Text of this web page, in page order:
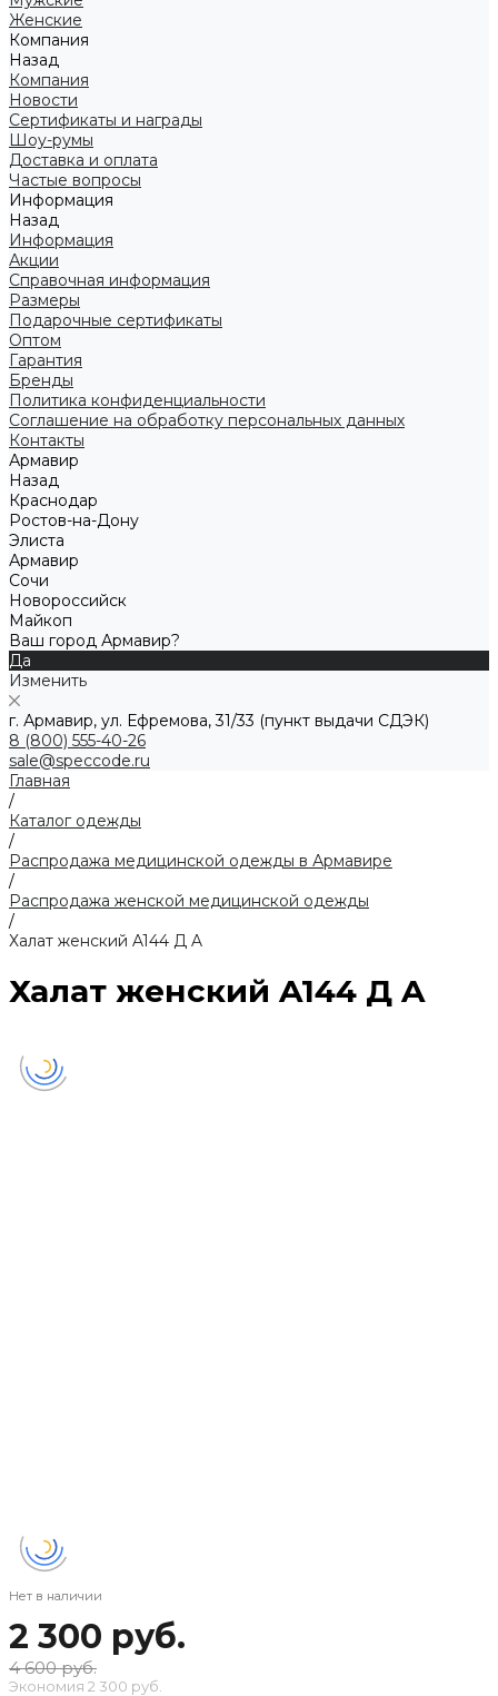
Женские
Компания
Назад
Компания
Новости
Сертификаты и награды
Шоу-румы
Доставка и оплата
Частые вопросы
Информация
Назад
Информация
Акции
Справочная информация
Размеры
Подарочные сертификаты
Оптом
Гарантия
Бренды
Политика конфиденциальности
Соглашение на обработку персональных данных
Контакты
Армавир
Назад
Краснодар
Ростов-на-Дону
Элиста
Армавир
Сочи
Новороссийск
Майкоп
Ваш город Армавир?
Да
Изменить
г. Армавир, ул. Ефремова, 31/33 (пункт выдачи СДЭК)
8 (800) 555-40-26
sale@speccode.ru
Главная
/
Каталог одежды
/
Распродажа медицинской одежды в Армавире
/
Распродажа женской медицинской одежды
/
Халат женский A144 Д A
Халат женский A144 Д A
Нет в наличии
2 300 руб.
4 600 руб.
Экономия 2 300 руб.